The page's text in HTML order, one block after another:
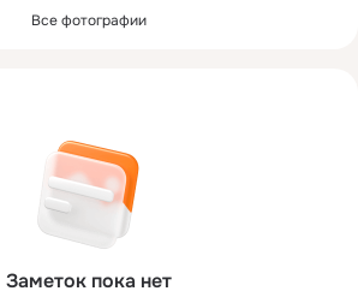
Все фотографии
Заметок пока нет